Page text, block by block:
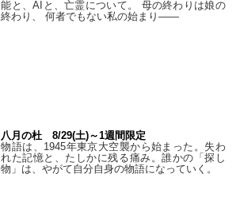
能と、AIと、亡霊について。 母の終わりは娘の
終わり、 何者でもない私の始まり――
八月の杜 8/29(土)～1週間限定
物語は、1945年東京大空襲から始まった。失わ
れた記憶と、たしかに残る痛み。誰かの「探し
物」は、やがて自分自身の物語になっていく。